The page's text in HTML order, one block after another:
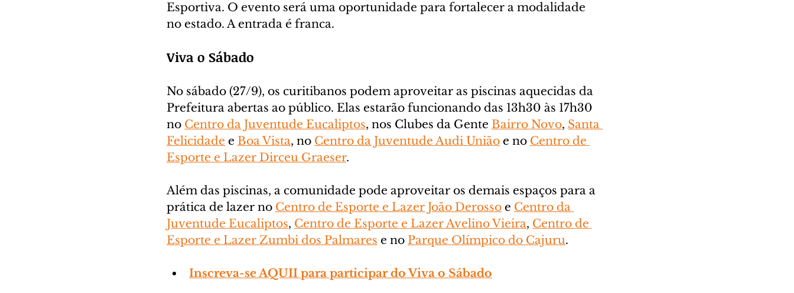
Esportiva. O evento será uma oportunidade para fortalecer a modalidade
no estado. A entrada é franca.
Viva o Sábado
No sábado (27/9), os curitibanos podem aproveitar as piscinas aquecidas da
Prefeitura abertas ao público. Elas estarão funcionando das 13h30 às 17h30
no Centro da Juventude Eucaliptos, nos Clubes da Gente Bairro Novo, Santa
Felicidade e Boa Vista, no Centro da Juventude Audi União e no Centro de
Esporte e Lazer Dirceu Graeser.
Além das piscinas, a comunidade pode aproveitar os demais espaços para a
prática de lazer no Centro de Esporte e Lazer João Derosso e Centro da
Juventude Eucaliptos, Centro de Esporte e Lazer Avelino Vieira, Centro de
Esporte e Lazer Zumbi dos Palmares e no Parque Olímpico do Cajuru.
Inscreva-se AQUII para participar do Viva o Sábado